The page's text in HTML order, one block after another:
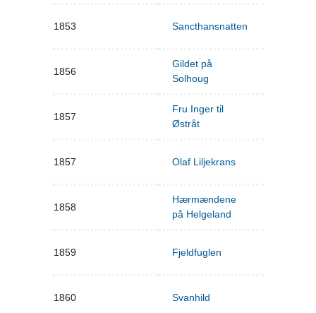
1853 Sancthansnatten
1856
Gildet på
Solhoug
1857
Fru Inger til
Østråt
1857 Olaf Liljekrans
1858
Hærmændene
på Helgeland
1859 Fjeldfuglen
1860 Svanhild